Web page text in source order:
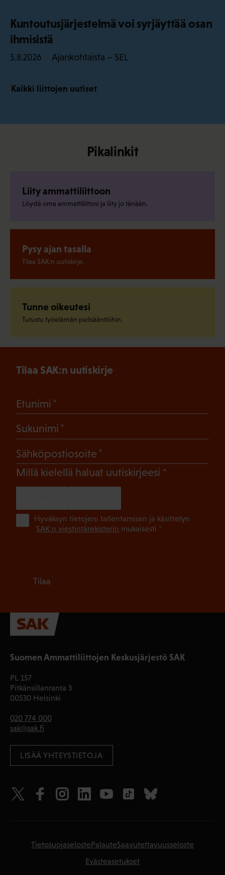
Kuntoutusjärjestelmä voi syrjäyttää osan
ihmisistä
5.8.2026 Ajankohtaista – SEL
Kaikki liittojen uutiset
Pikalinkit
Liity ammattiliittoon
Löydä oma ammattiliittosi ja liity jo tänään.
Pysy ajan tasalla
Tilaa SAK:n uutiskirje.
Tunne oikeutesi
Tutustu työelämän pelisääntöihin.
Suomen Ammattiliittojen Keskusjärjestö SAK
PL 157
Pitkänsillanranta 3
00530 Helsinki
020 774 000
sak@sak.fi
LISÄÄ YHTEYSTIETOJA
Tilaa SAK:n uutiskirje
Etunimi
Sukunimi
Sähköpostiosoite
Millä kielellä haluat uutiskirjeesi (Pakollinen)
Hyväksyn tietojeni tallentamisen ja käsittelyn
SAK:n viestintärekisterin mukaisesti *
Tilaa
TietosuojaselostePalauteSaavutettavuusseloste
Evästeasetukset